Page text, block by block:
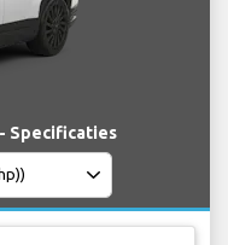
Specificaties